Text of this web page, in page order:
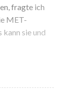
fragte ich
MET-
kann sie und